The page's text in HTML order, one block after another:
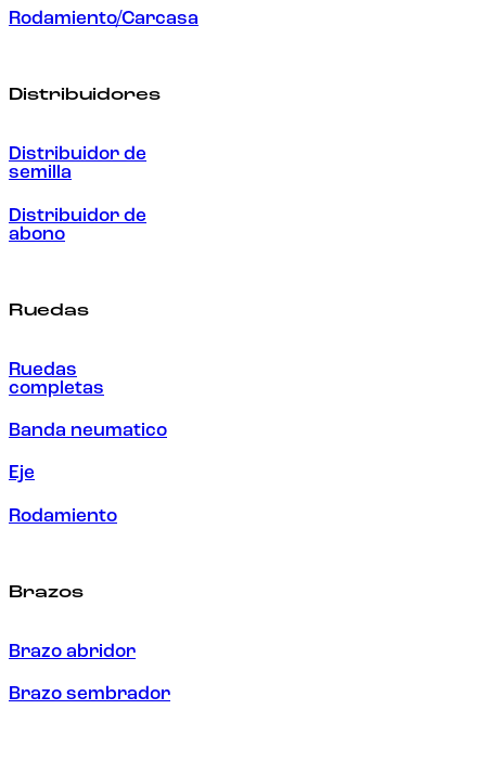
Rodamiento/Carcasa
Distribuidores
Distribuidor de
semilla
Distribuidor de
abono
Ruedas
Ruedas
completas
Banda neumatico
Eje
Rodamiento
Brazos
Brazo abridor
Brazo sembrador